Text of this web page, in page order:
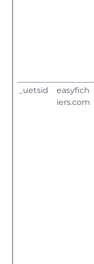
_uetsid
easyfich
iers.com